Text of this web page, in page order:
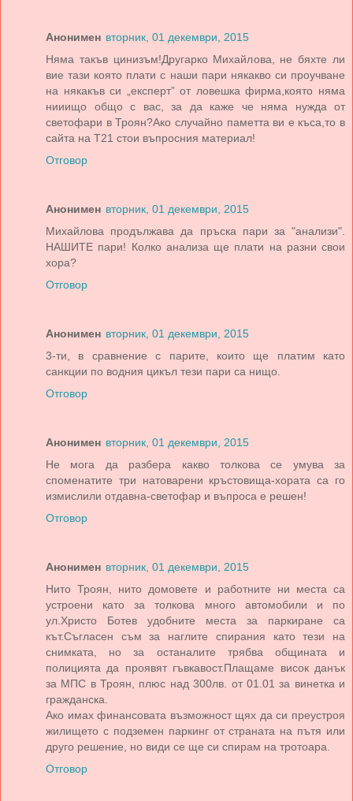
Анонимен вторник, 01 декември, 2015
Няма такъв цинизъм!Другарко Михайлова, не бяхте ли
вие тази която плати с наши пари някакво си проучване
на някакъв си „експерт” от ловешка фирма,която няма
нииищо общо с вас, за да каже че няма нужда от
светофари в Троян?Ако случайно паметта ви е къса,то в
сайта на Т21 стои въпросния материал!
Отговор
Анонимен вторник, 01 декември, 2015
Михайлова продължава да пръска пари за "анализи".
НАШИТЕ пари! Колко анализа ще плати на разни свои
хора?
Отговор
Анонимен вторник, 01 декември, 2015
3-ти, в сравнение с парите, които ще платим като
санкции по водния цикъл тези пари са нищо.
Отговор
Анонимен вторник, 01 декември, 2015
Не мога да разбера какво толкова се умува за
споменатите три натоварени кръстовища-хората са го
измислили отдавна-светофар и въпроса е решен!
Отговор
Анонимен вторник, 01 декември, 2015
Нито Троян, нито домовете и работните ни места са
устроени като за толкова много автомобили и по
ул.Христо Ботев удобните места за паркиране са
кът.Съгласен съм за наглите спирания като тези на
снимката, но за останалите трябва общината и
полицията да проявят гъвкавост.Плащаме висок данък
за МПС в Троян, плюс над 300лв. от 01.01 за винетка и
гражданска.
Ако имах финансовата възможност щях да си преустроя
жилището с подземен паркинг от страната на пътя или
друго решение, но види се ще си спирам на тротоара.
Отговор